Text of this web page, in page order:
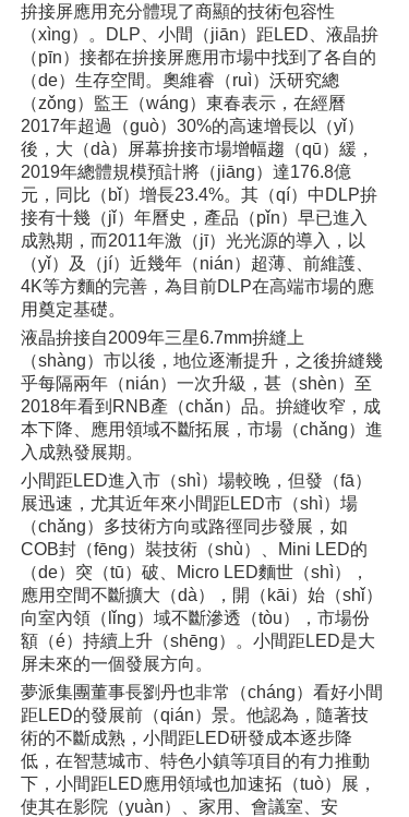
拚接屏應用充分體現了商顯的技術包容性
（xìng）。DLP、小間（jiān）距LED、液晶拚
（pīn）接都在拚接屏應用市場中找到了各自的
（de）生存空間。奧維睿（ruì）沃研究總
（zǒng）監王（wáng）東春表示，在經曆
2017年超過（guò）30%的高速增長以（yǐ）
後，大（dà）屏幕拚接市場增幅趨（qū）緩，
2019年總體規模預計將（jiāng）達176.8億
元，同比（bǐ）增長23.4%。其（qí）中DLP拚
接有十幾（jǐ）年曆史，產品（pǐn）早已進入
成熟期，而2011年激（jī）光光源的導入，以
（yǐ）及（jí）近幾年（nián）超薄、前維護、
4K等方麵的完善，為目前DLP在高端市場的應
用奠定基礎。
液晶拚接自2009年三星6.7mm拚縫上
（shàng）市以後，地位逐漸提升，之後拚縫幾
乎每隔兩年（nián）一次升級，甚（shèn）至
2018年看到RNB產（chǎn）品。拚縫收窄，成
本下降、應用領域不斷拓展，市場（chǎng）進
入成熟發展期。
小間距LED進入市（shì）場較晚，但發（fā）
展迅速，尤其近年來小間距LED市（shì）場
（chǎng）多技術方向或路徑同步發展，如
COB封（fēng）裝技術（shù）、Mini LED的
（de）突（tū）破、Micro LED麵世（shì），
應用空間不斷擴大（dà），開（kāi）始（shǐ）
向室內領（lǐng）域不斷滲透（tòu），市場份
額（é）持續上升（shēng）。小間距LED是大
屏未來的一個發展方向。
夢派集團董事長劉丹也非常（cháng）看好小間
距LED的發展前（qián）景。他認為，隨著技
術的不斷成熟，小間距LED研發成本逐步降
低，在智慧城市、特色小鎮等項目的有力推動
下，小間距LED應用領域也加速拓（tuò）展，
使其在影院（yuàn）、家用、會議室、安